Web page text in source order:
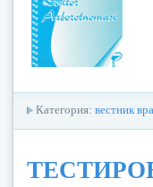
Категория: вестник